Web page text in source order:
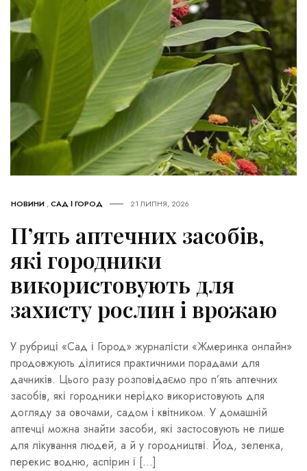
НОВИНИ ,САД І ГОРОД 21 ЛИПНЯ, 2026
П’ять аптечних засобів,
які городники
використовують для
захисту рослин і врожаю
У рубриці «Сад і Город» журналісти «Жмеринка онлайн»
продовжують ділитися практичними порадами для
дачників. Цього разу розповідаємо про п’ять аптечних
засобів, які городники нерідко використовують для
догляду за овочами, садом і квітником. У домашній
аптечці можна знайти засоби, які застосовують не лише
для лікування людей, а й у городництві. Йод, зеленка,
перекис водню, аспірин і […]